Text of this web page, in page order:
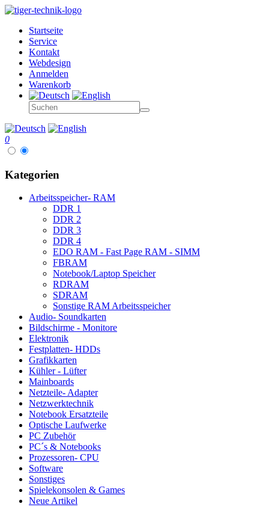
Startseite
Service
Kontakt
Webdesign
Anmelden
Warenkorb
0
Kategorien
Arbeitsspeicher- RAM
DDR 1
DDR 2
DDR 3
DDR 4
EDO RAM - Fast Page RAM - SIMM
FBRAM
Notebook/Laptop Speicher
RDRAM
SDRAM
Sonstige RAM Arbeitsspeicher
Audio- Soundkarten
Bildschirme - Monitore
Elektronik
Festplatten- HDDs
Grafikkarten
Kühler - Lüfter
Mainboards
Netzteile- Adapter
Netzwerktechnik
Notebook Ersatzteile
Optische Laufwerke
PC Zubehör
PC´s & Notebooks
Prozessoren- CPU
Software
Sonstiges
Spielekonsolen & Games
Neue Artikel